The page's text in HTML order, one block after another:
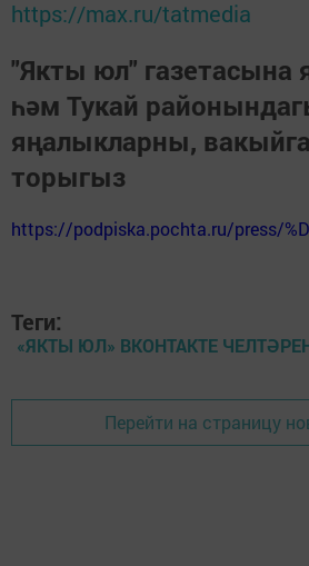
https://max.ru/tatmedia
"Якты юл"
һәм Тукай
яңалыкларны,
торыгыз
https://podpiska.pochta.ru/press/
Теги:
«ЯКТЫ ЮЛ» ВКОНТАКТЕ
Перейти на страницу